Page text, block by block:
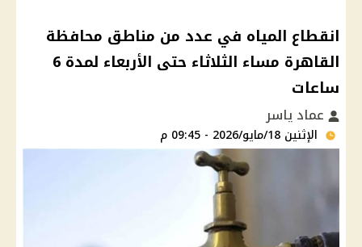
انقطاع المياه في عدد من مناطق محافظة
القاهرة مساء الثلاثاء حتى الأربعاء لمدة 6
ساعات
عماد ياسر
الإثنين 18/مايو/2026 - 09:45 م